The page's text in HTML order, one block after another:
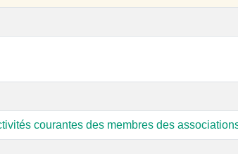
courantes des membres des